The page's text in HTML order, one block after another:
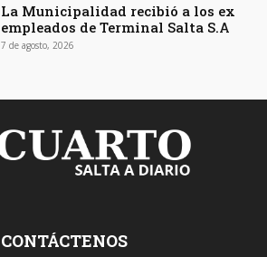
La Municipalidad recibió a los ex
empleados de Terminal Salta S.A
7 de agosto, 2026
CONTÁCTENOS